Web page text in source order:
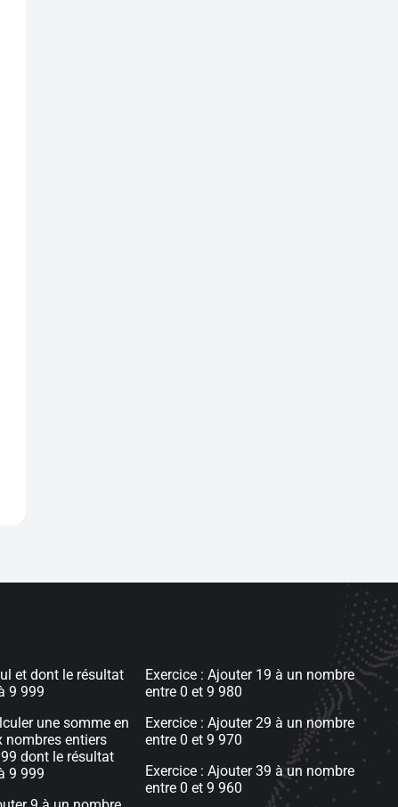
et dont le résultat
9 999
une somme en
nombres entiers
dont le résultat
9 999
Exercice : Ajouter 19 à un nombre
entre 0 et 9 980
Exercice : Ajouter 29 à un nombre
entre 0 et 9 970
Exercice : Ajouter 39 à un nombre
entre 0 et 9 960